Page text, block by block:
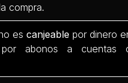
compra.
escanjeable por dinero
abonos a cuentas